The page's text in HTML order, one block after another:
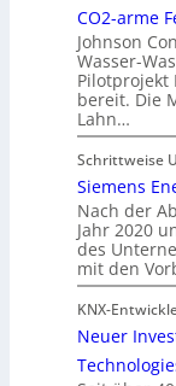
CO2-arme
Johnson
Wasser-
Pilotprojekt
bereit. Die
Lahn…
Schrittweise
Siemens
Nach der
Jahr 2020
des
mit den
KNX-
Neuer